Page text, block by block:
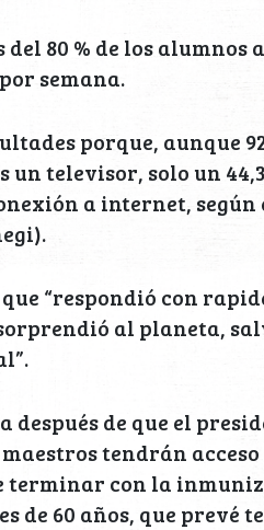
80 % de los alumnos
semana.
porque, aunque
televisor, solo un
a internet,
“respondió con
al planeta,
después de que el
tendrán
terminar con la
de 60 años, que prevé